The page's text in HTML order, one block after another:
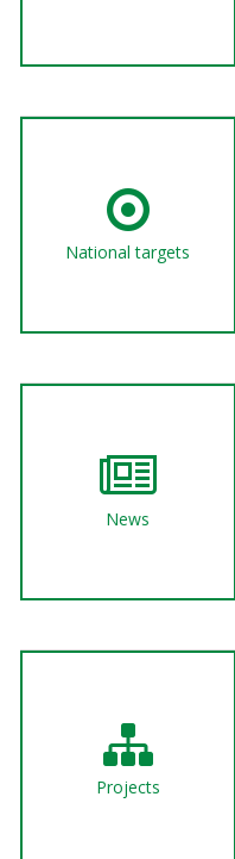
National targets
News
Projects